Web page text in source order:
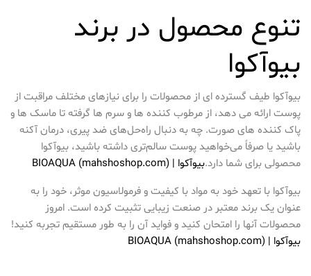
تنوع محصول در برند
بیوآکوا
بیوآکوا طیف گسترده ای از محصولات را برای نیازهای مختلف مراقبت از
پوست ارائه می دهد، از مرطوب کننده ها و سرم ها گرفته تا ماسک ها و
پاک کننده های صورت. چه به دنبال راه‌حل‌های ضد پیری، درمان آکنه
باشید یا صرفاً می‌خواهید پوست سالم‌تری داشته باشید، بیوآکوا
محصولی برای شما دارد.بیوآكوا | BIOAQUA (mahshoshop.com)
بیوآکوا با تعهد خود به مواد با کیفیت و فرمولاسیون موثر، خود را به
عنوان یک برند معتبر در صنعت زیبایی تثبیت کرده است. امروز
محصولات آنها را امتحان کنید و فواید آن را به طور مستقیم تجربه کنید!
بیوآكوا | BIOAQUA (mahshoshop.com)